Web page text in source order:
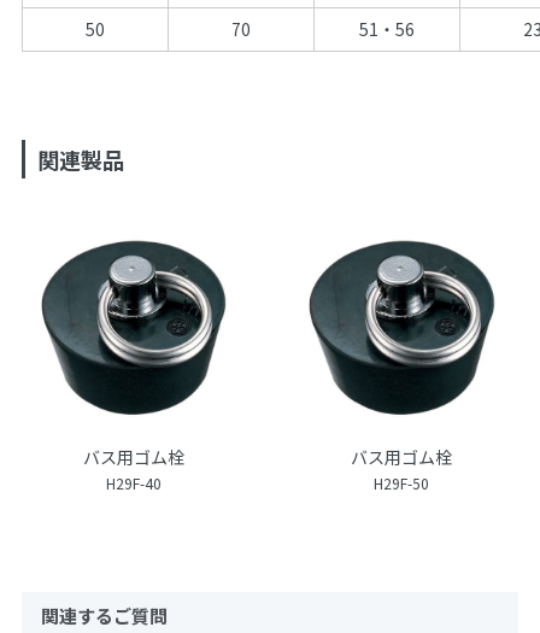
50
70 51・56
関連製品
バス用ゴム栓
H29F-40
バス用ゴム栓
H29F-50
関連するご質問